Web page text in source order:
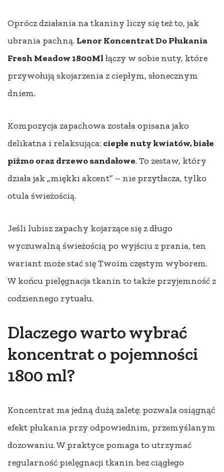
Oprócz działania na tkaniny liczy się też to, jak
ubrania pachną. Lenor Koncentrat Do Płukania
Fresh Meadow 1800Ml łączy w sobie nuty, które
przywołują skojarzenia z ciepłym, słonecznym
dniem.
Kompozycja zapachowa została opisana jako
delikatna i relaksująca: ciepłe nuty kwiatów, białe
piżmo oraz drzewo sandałowe. To zestaw, który
działa jak „miękki akcent” – nie przytłacza, tylko
otula świeżością.
Jeśli lubisz zapachy kojarzące się z długo
wyczuwalną świeżością po wyjściu z prania, ten
wariant może stać się Twoim częstym wyborem.
W końcu pielęgnacja tkanin to także przyjemność z
codziennego rytuału.
Dlaczego warto wybrać
koncentrat o pojemności
1800 ml?
Koncentrat ma jedną dużą zaletę: pozwala osiągnąć
efekt płukania przy odpowiednim, przemyślanym
dozowaniu. W praktyce pomaga to utrzymać
regularność pielęgnacji tkanin bez ciągłego